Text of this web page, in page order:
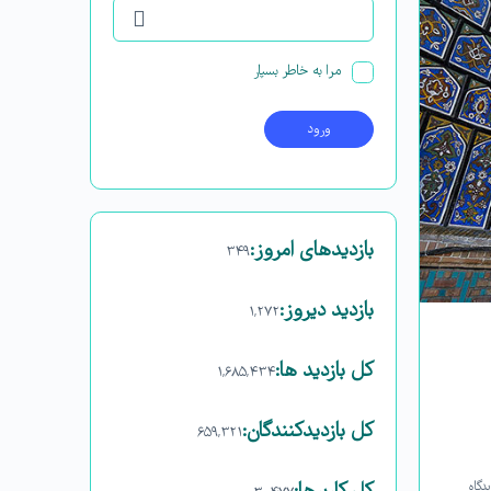
مرا به خاطر بسپار
بازدیدهای امروز:۳۴۹
بازدید دیروز:۱,۲۷۲
کل بازدید ها:۱,۶۸۵,۴۳۴
کل بازدیدکنند‌گان:۶۵۹,۳۲۱